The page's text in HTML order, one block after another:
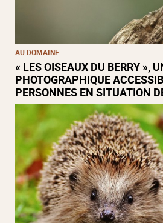
AU DOMAINE
« LES OISEAUX DU BERRY »,
PHOTOGRAPHIQUE
PERSONNES EN SITUATION